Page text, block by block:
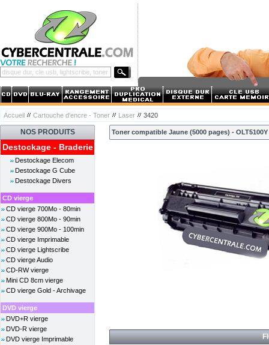
Accueil Cartouche d'encre - Toner Laser 3420
NOS PRODUITS
Destockage - Braderie
Destockage Elecom
Destockage G Cube
Destockage Divers
CD vierge
CD vierge 700Mo - 80min
CD vierge 800Mo - 90min
CD vierge 900Mo - 100min
CD vierge Imprimable
CD vierge Lightscribe
CD vierge Audio
CD-RW vierge
Mini CD 8cm vierge
CD vierge Gold - Archivage
DVD vierge
DVD+R vierge
DVD-R vierge
DVD vierge Imprimable
Toner compatible Jaune (5000 pages) - OLT5100Y